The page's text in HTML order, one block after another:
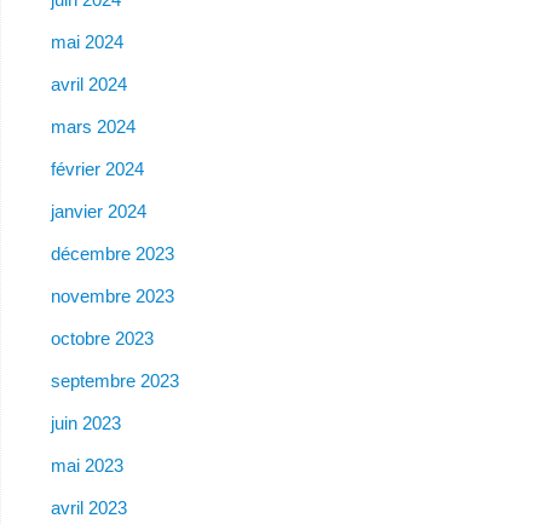
mai 2024
avril 2024
mars 2024
février 2024
janvier 2024
décembre 2023
novembre 2023
octobre 2023
septembre 2023
juin 2023
mai 2023
avril 2023